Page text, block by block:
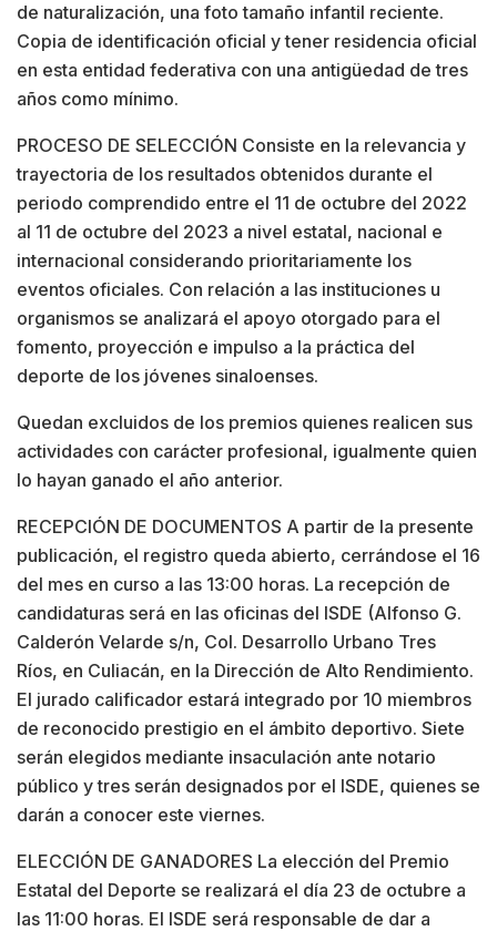
de naturalización, una foto tamaño infantil reciente.
Copia de identificación oficial y tener residencia oficial
en esta entidad federativa con una antigüedad de tres
años como mínimo.
PROCESO DE SELECCIÓN Consiste en la relevancia y
trayectoria de los resultados obtenidos durante el
periodo comprendido entre el 11 de octubre del 2022
al 11 de octubre del 2023 a nivel estatal, nacional e
internacional considerando prioritariamente los
eventos oficiales. Con relación a las instituciones u
organismos se analizará el apoyo otorgado para el
fomento, proyección e impulso a la práctica del
deporte de los jóvenes sinaloenses.
Quedan excluidos de los premios quienes realicen sus
actividades con carácter profesional, igualmente quien
lo hayan ganado el año anterior.
RECEPCIÓN DE DOCUMENTOS A partir de la presente
publicación, el registro queda abierto, cerrándose el 16
del mes en curso a las 13:00 horas. La recepción de
candidaturas será en las oficinas del ISDE (Alfonso G.
Calderón Velarde s/n, Col. Desarrollo Urbano Tres
Ríos, en Culiacán, en la Dirección de Alto Rendimiento.
El jurado calificador estará integrado por 10 miembros
de reconocido prestigio en el ámbito deportivo. Siete
serán elegidos mediante insaculación ante notario
público y tres serán designados por el ISDE, quienes se
darán a conocer este viernes.
ELECCIÓN DE GANADORES La elección del Premio
Estatal del Deporte se realizará el día 23 de octubre a
las 11:00 horas. El ISDE será responsable de dar a